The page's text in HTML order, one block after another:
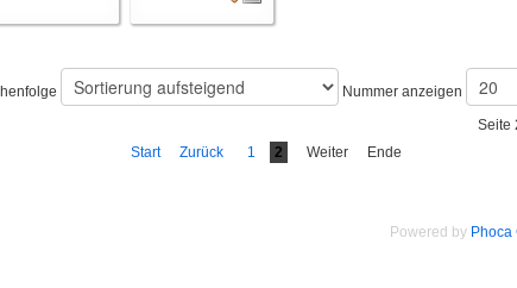
Nummer anzeigen
Seite
Start
Zurück 1 2 Weiter Ende
Powered by Phoca